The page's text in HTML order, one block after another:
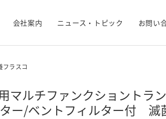
会社案内 ニュース・トピック
お問い
フラスコ
マルチファンクショント
ー/ベントフィルター付 滅